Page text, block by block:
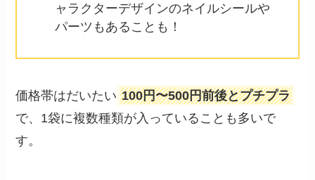
ャラクターデザインのネイルシールや
パーツもあることも！
価格帯はだいたい 100円〜500円前後とプチプラ
で、1袋に複数種類が入っていることも多いで
す。